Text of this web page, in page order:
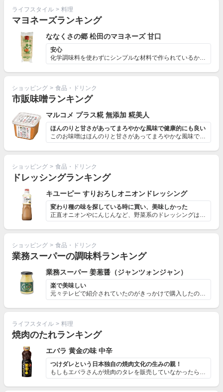
ライフスタイル > 料理
マヨネーズランキング
ななくさの郷 松田のマヨネーズ 甘口
安心
化学調味料を使わずにシンプルな材料で作られているから安心
ショッピング > 食品・ドリンク
市販味噌ランキング
マルコメ プラス糀 無添加 糀美人
ほんのりと甘さがあってまろやかな風味で健康的にも良い
このお味噌はほんのりと甘さがあってまろやかな風味ですの...
ショッピング > 食品・ドリンク
ドレッシングランキング
キユーピー すりおろしオニオンドレッシング
変わり種の味を探している時に買い、美味しかった
正直オニオンやにんじんなど、野菜系のドレッシングはそこ...
ショッピング > 食品・ドリンク
業務スーパーの調味料ランキング
業務スーパー 姜葱醤（ジャンツォンジャン）
楽で美味しい
元々テレビで紹介されていたのがきっかけで購入したのです...
ライフスタイル > 料理
焼肉のたれランキング
エバラ 黄金の味 中辛
つけダレという日本独自の焼肉文化の生みの親！
もしもエバラさんが焼肉のタレを販売していなかったら……...